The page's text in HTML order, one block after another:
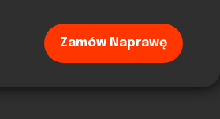
Zamów Naprawę